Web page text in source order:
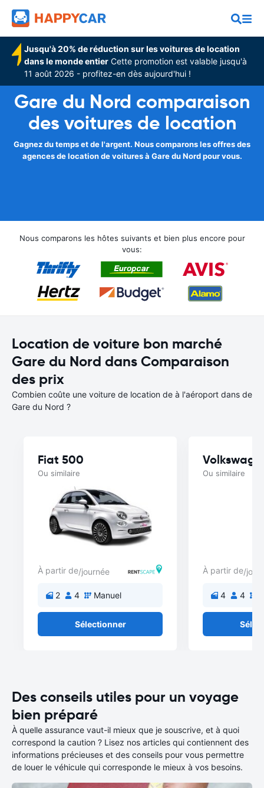
Jusqu'à 20% de réduction sur les voitures de location
dans le monde entier Cette promotion est valable jusqu'à
11 août 2026 - profitez-en dès aujourd'hui !
Gare du Nord comparaison
des voitures de location
Gagnez du temps et de l'argent. Nous comparons les offres des
agences de location de voitures à Gare du Nord pour vous.
Nous comparons les hôtes suivants et bien plus encore pour
vous:
Location de voiture bon marché
Gare du Nord dans Comparaison
des prix
Combien coûte une voiture de location de à l'aéroport dans de
Gare du Nord ?
Fiat 500
Ou similaire
À partir de/journée
2 4 Manuel
Sélectionner
Ou similaire
À partir de/
4 4
Des conseils utiles pour un voyage
bien préparé
À quelle assurance vaut-il mieux que je souscrive, et à quoi
correspond la caution ? Lisez nos articles qui contiennent des
informations précieuses et des conseils pour vous permettre
de louer le véhicule qui corresponde le mieux à vos besoins.